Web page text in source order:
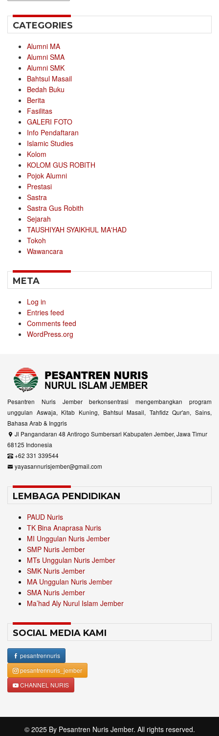
CATEGORIES
Alumni MA
Alumni SMA
Alumni SMK
Bahtsul Masail
Bedah Buku
Berita
Fasilitas
GALERI FOTO
Info Pendaftaran
Islamic Studies
Kolom
KOLOM GUS ROBITH
Pojok Alumni
Prestasi
Sastra
Sastra Gus Robith
Sejarah
TAUSHIYAH SYAIKHUL MA'HAD
Tokoh
Wawancara
META
Log in
Entries feed
Comments feed
WordPress.org
Pesantren Nuris Jember berkonsentrasi mengembangkan program
unggulan Aswaja, Kitab Kuning, Bahtsul Masail, Tahfidz Qur'an, Sains,
Bahasa Arab & Inggris
Jl Pangandaran 48 Antirogo Sumbersari Kabupaten Jember, Jawa Timur
68125 Indonesia
+62 331 339544
yayasannurisjember@gmail.com
LEMBAGA PENDIDIKAN
PAUD Nuris
TK Bina Anaprasa Nuris
MI Unggulan Nuris Jember
SMP Nuris Jember
MTs Unggulan Nuris Jember
SMK Nuris Jember
MA Unggulan Nuris Jember
SMA Nuris Jember
Ma’had Aly Nurul Islam Jember
SOCIAL MEDIA KAMI
pesantrennuris
pesantrennuris_jember
CHANNEL NURIS
© 2025 By Pesantren Nuris Jember. All rights reserved.